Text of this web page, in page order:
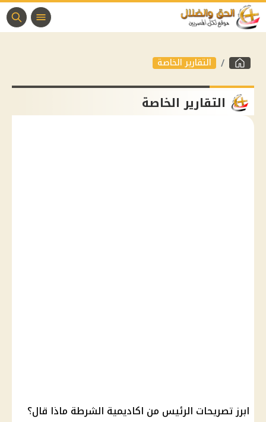
التقارير الخاصة
التقارير الخاصة
ابرز تصريحات الرئيس من اكاديمية الشرطة ماذا قال؟